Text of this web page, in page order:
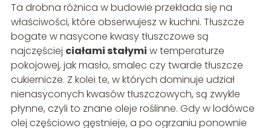
Ta drobna różnica w budowie przekłada się na
właściwości, które obserwujesz w kuchni. Tłuszcze
bogate w nasycone kwasy tłuszczowe są
najczęściej ciałami stałymi w temperaturze
pokojowej, jak masło, smalec czy twarde tłuszcze
cukiernicze. Z kolei te, w których dominuje udział
nienasyconych kwasów tłuszczowych, są zwykle
płynne, czyli to znane oleje roślinne. Gdy w lodówce
olej częściowo gęstnieje, a po ogrzaniu ponownie